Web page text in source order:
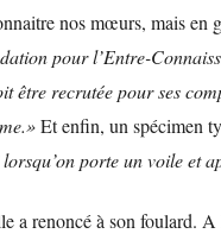
nos mœurs, mais en
pour l’Entre-
recrutée pour ses
Et enfin, un spécimen
porte un voile et
renoncé à son foulard.